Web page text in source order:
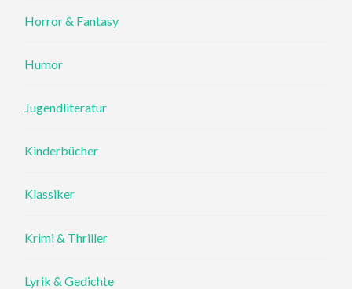
Horror & Fantasy
Humor
Jugendliteratur
Kinderbücher
Klassiker
Krimi & Thriller
Lyrik & Gedichte